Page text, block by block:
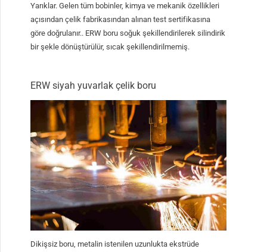
Yarıklar. Gelen tüm bobinler, kimya ve mekanik özellikleri
açısından çelik fabrikasından alınan test sertifikasına
göre doğrulanır.. ERW boru soğuk şekillendirilerek silindirik
bir şekle dönüştürülür, sıcak şekillendirilmemiş.
ERW siyah yuvarlak çelik boru
Dikişsiz boru, metalin istenilen uzunlukta ekstrüde